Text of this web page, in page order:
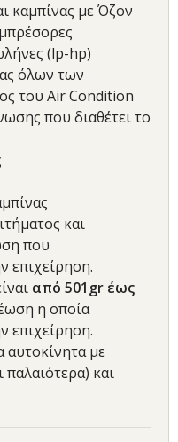
καμπίνας με Όζον
(lp-hp)
όλων των
του Air Condition
που διαθέτει το
και
που
επιχείρηση.
από 501gr έως
η οποία
επιχείρηση.
αυτοκίνητα με
και